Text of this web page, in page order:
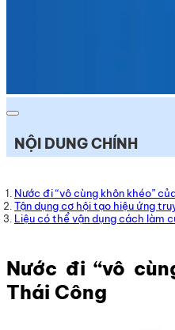
NỘI DUNG CHÍNH
Nước đi “vô cùng khôn khéo”
Tận dụng cơ hội tạo hiệu ứng
Liệu có thể vận dụng cách làm
Nước đi “vô
Thái Công